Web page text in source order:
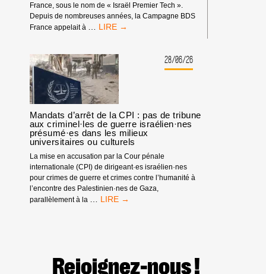
France, sous le nom de « Israël Premier Tech ».
Depuis de nombreuses années, la Campagne BDS
France appelait à … TOUR
:
PAS
D’ÉQUIPE
ISRAÉLIENNE
!
28/06/26
Mandats d’arrêt de la CPI : pas de tribune
aux criminel·les de guerre israélien·nes
présumé·es dans les milieux
universitaires ou culturels
La mise en accusation par la Cour pénale
internationale (CPI) de dirigeant·es israélien·nes
pour crimes de guerre et crimes contre l’humanité à
l’encontre des Palestinien·nes de Gaza,
parallèlement à la
MANDATS
PAS
Rejoignez-nous !